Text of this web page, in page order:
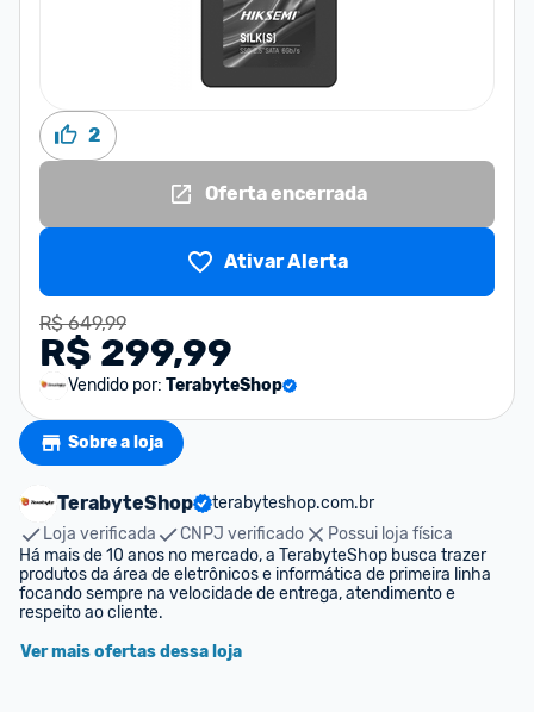
2
Oferta encerrada
Ativar Alerta
R$ 649,99
R$ 299,99
Vendido por: TerabyteShop
Sobre a loja
TerabyteShop
terabyteshop.com.br
Loja verificada
CNPJ verificado
Possui loja física
Há mais de 10 anos no mercado, a TerabyteShop busca trazer
produtos da área de eletrônicos e informática de primeira linha
focando sempre na velocidade de entrega, atendimento e
respeito ao cliente.
Ver mais ofertas dessa loja